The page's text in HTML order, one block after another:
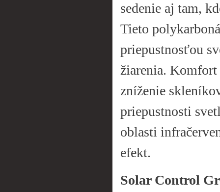
sedenie aj tam,
Tieto
priepustnosťou
žiarenia.
zníženie
priepustnosti
oblasti
efekt.
Solar Control